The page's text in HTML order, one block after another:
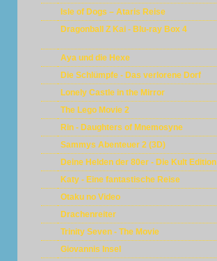
Isle of Dogs – Ataris Reise
Dragonball Z Kai - Blu-ray Box 4
Aya und die Hexe
Die Schlümpfe - Das verlorene Dorf
Lonely Castle in the Mirror
The Lego Movie 2
Rin - Daughters of Mnemosyne
Sammys Abenteuer 2 (3D)
Deine Helden der 80er - Die Kult Edition
Katy - Eine fantastische Reise
Otaku no Video
Drachenreiter
Trinity Seven - The Movie
Giovannis Insel